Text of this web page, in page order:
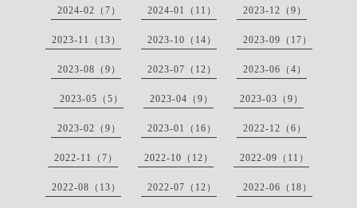
2024-02（7） 2024-01（11） 2023-12（9）
2023-11（13） 2023-10（14） 2023-09（17）
2023-08（9） 2023-07（12） 2023-06（4）
2023-05（5） 2023-04（9） 2023-03（9）
2023-02（9） 2023-01（16） 2022-12（6）
2022-11（7） 2022-10（12） 2022-09（11）
2022-08（13） 2022-07（12） 2022-06（18）